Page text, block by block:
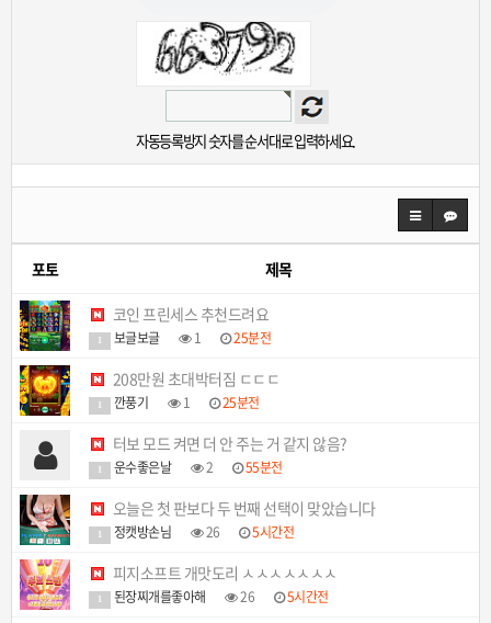
자동등록방지 숫자를 순서대로 입력하세요.
포토 제목
코인 프린세스 추천드려요
보글보글 1 25분전
208만원 초대박터짐 ㄷㄷㄷ
깐풍기 1 25분전
터보 모드 켜면 더 안 주는 거 같지 않음?
운수좋은날 2 55분전
오늘은 첫 판보다 두 번째 선택이 맞았습니다
정캣방손님 26 5시간전
피지소프트 개맛도리 ㅅㅅㅅㅅㅅㅅㅅ
된장찌개를좋아해 26 5시간전